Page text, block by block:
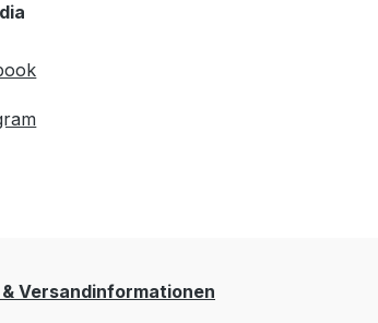
Versandinformationen